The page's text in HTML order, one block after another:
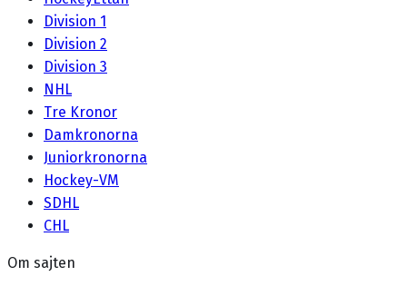
Division 1
Division 2
Division 3
NHL
Tre Kronor
Damkronorna
Juniorkronorna
Hockey-VM
SDHL
CHL
Om sajten